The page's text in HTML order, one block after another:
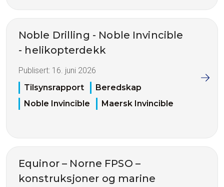
Noble Drilling - Noble Invincible
- helikopterdekk
Publisert: 16. juni 2026
Tilsynsrapport
Beredskap
Noble Invincible
Maersk Invincible
Equinor – Norne FPSO –
konstruksjoner og marine